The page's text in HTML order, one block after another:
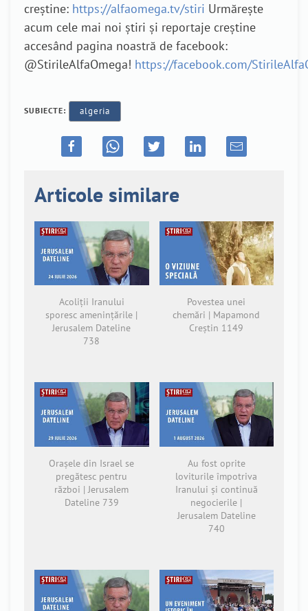
creștine: https://alfaomega.tv/stiri Urmărește
acum cele mai noi știri și reportaje creștine
accesând pagina noastră de facebook:
@StirileAlfaOmega! https://facebook.com/
SUBIECTE: algeria
Articole similare
Acoliții Iranului
sporesc amenințările |
Jerusalem Dateline
738
Povestea unei
chemări | Mapamond
Creștin 1149
Orașele din Israel se
pregătesc pentru
război | Jerusalem
Dateline 739
Au fost oprite
loviturile împotriva
Iranului și continuă
negocierile |
Jerusalem Dateline
740